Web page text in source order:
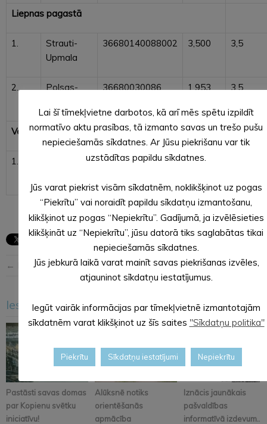
Liepnas pagastā
1.
Strauti-
Upmala
36680140088002 3,500 3,5
2.
Polsas-
36680030086 1,953 3,5
Veclaicenes pagastā
1. 36880020090001 2,016
← Iepriekšējā ziņa Nākošā ziņa →
Iesakām arī šo
Pastāsti savas domas
par Kopienu svētku
iniciatīvu!
Alūksnē notiks
orientēšanās
apmācība
Iznācis jaunākais
pašvaldības
informatīvā izdevum...
< >
Lai šī tīmekļvietne darbotos, kā arī mēs spētu izpildīt
normatīvo aktu prasības, tā izmanto savas un trešo pušu
nepieciešamās sīkdatnes. Ar Jūsu piekrišanu var tik
uzstādītas papildu sīkdatnes.
Jūs varat piekrist visām sīkdatnēm, noklikšķinot uz pogas
“Piekrītu” vai noraidīt papildu sīkdatņu izmantošanu,
klikšķinot uz pogas “Nepiekrītu”. Gadījumā, ja izvēlēsieties
klikšķināt uz “Nepiekrītu”, jūsu datorā tiks saglabātas tikai
nepieciešamās sīkdatnes.
Jūs jebkurā laikā varat mainīt savas piekrišanas izvēles,
atjauninot sīkdatņu iestatījumus.
Iegūt vairāk informācijas par tīmekļvietnē izmantotajām
sīkdatnēm varat klikšķinot uz šīs saites "Sīkdatņu politika"
Piekrītu Sīkdatņu iestatījumi Nepiekrītu